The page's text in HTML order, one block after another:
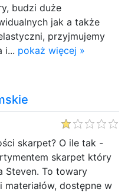
budzi duże
jak a także
przyjmujemy
i... pokaż więcej »
skarpet? O ile tak -
skarpet który
Steven. To towary
dostępne w